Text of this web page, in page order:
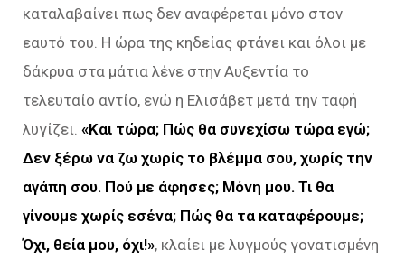
καταλαβαίνει πως δεν αναφέρεται μόνο στον
εαυτό του. Η ώρα της κηδείας φτάνει και όλοι με
δάκρυα στα μάτια λένε στην Αυξεντία το
τελευταίο αντίο, ενώ η Ελισάβετ μετά την ταφή
λυγίζει. «Και τώρα; Πώς θα συνεχίσω τώρα εγώ;
Δεν ξέρω να ζω χωρίς το βλέμμα σου, χωρίς την
αγάπη σου. Πού με άφησες; Μόνη μου. Τι θα
γίνουμε χωρίς εσένα; Πώς θα τα καταφέρουμε;
Όχι, θεία μου, όχι!», κλαίει με λυγμούς γονατισμένη